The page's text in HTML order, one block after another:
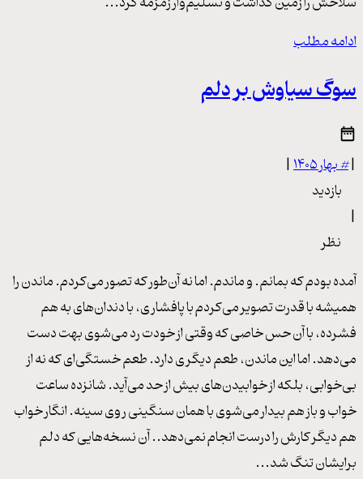
ادامه مطلب
سوگ سیاوش بر دلم
|
#بهار ۱۴۰۵
|
بازدید
|
نظر
آمده بودم که بمانم. و ماندم. اما نه آن‌طور که تصور می‌کردم. ماندن را
همیشه با قدرت تصویر می‌کردم با پافشاری، با دندان‌های به هم
فشرده، با آن حس خاصی که وقتی از خودت رد می‌شوی بهت دست
می‌دهد. اما این ماندن، طعم دیگری دارد. طعم خستگی‌ای که نه از
بی‌خوابی، بلکه از خوابیدن‌های بیش از حد می‌آید. شانزده ساعت
خواب و باز هم بیدار می‌شوی با همان سنگینی روی سینه. انگار خواب
هم دیگر کارش را درست انجام نمی‌دهد.. آن نسخه‌هایی که دلم
برایشان تنگ شد...